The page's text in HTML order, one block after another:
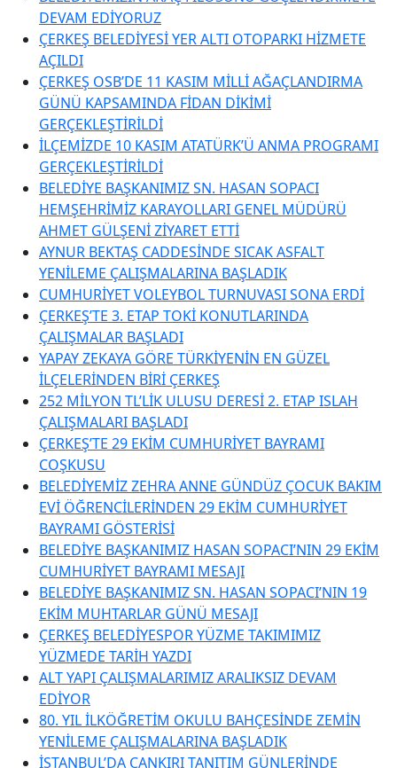
DEVAM EDİYORUZ
ÇERKEŞ BELEDİYESİ YER ALTI OTOPARKI HİZMETE
AÇILDI
ÇERKEŞ OSB’DE 11 KASIM MİLLİ AĞAÇLANDIRMA
GÜNÜ KAPSAMINDA FİDAN DİKİMİ
GERÇEKLEŞTİRİLDİ
İLÇEMİZDE 10 KASIM ATATÜRK’Ü ANMA PROGRAMI
GERÇEKLEŞTİRİLDİ
BELEDİYE BAŞKANIMIZ SN. HASAN SOPACI
HEMŞEHRİMİZ KARAYOLLARI GENEL MÜDÜRÜ
AHMET GÜLŞENİ ZİYARET ETTİ
AYNUR BEKTAŞ CADDESİNDE SICAK ASFALT
YENİLEME ÇALIŞMALARINA BAŞLADIK
CUMHURİYET VOLEYBOL TURNUVASI SONA ERDİ
ÇERKEŞ’TE 3. ETAP TOKİ KONUTLARINDA
ÇALIŞMALAR BAŞLADI
YAPAY ZEKAYA GÖRE TÜRKİYENİN EN GÜZEL
İLÇELERİNDEN BİRİ ÇERKEŞ
252 MİLYON TL’LİK ULUSU DERESİ 2. ETAP ISLAH
ÇALIŞMALARI BAŞLADI
ÇERKEŞ’TE 29 EKİM CUMHURİYET BAYRAMI
COŞKUSU
BELEDİYEMİZ ZEHRA ANNE GÜNDÜZ ÇOCUK BAKIM
EVİ ÖĞRENCİLERİNDEN 29 EKİM CUMHURİYET
BAYRAMI GÖSTERİSİ
BELEDİYE BAŞKANIMIZ HASAN SOPACI’NIN 29 EKİM
CUMHURİYET BAYRAMI MESAJI
BELEDİYE BAŞKANIMIZ SN. HASAN SOPACI’NIN 19
EKİM MUHTARLAR GÜNÜ MESAJI
ÇERKEŞ BELEDİYESPOR YÜZME TAKIMIMIZ
YÜZMEDE TARİH YAZDI
ALT YAPI ÇALIŞMALARIMIZ ARALIKSIZ DEVAM
EDİYOR
80. YIL İLKÖĞRETİM OKULU BAHÇESİNDE ZEMİN
YENİLEME ÇALIŞMALARINA BAŞLADIK
İSTANBUL’DA ÇANKIRI TANITIM GÜNLERİNDE